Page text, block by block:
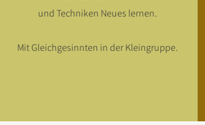
und Techniken Neues lernen.
Mit Gleichgesinnten in der Kleingruppe.